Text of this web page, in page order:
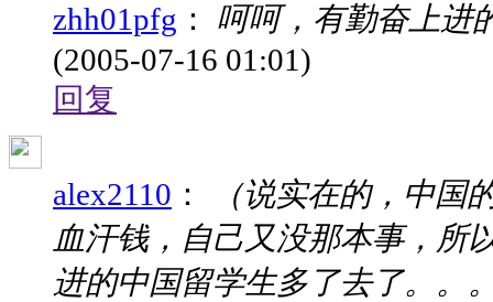
zhh01pfg ：
呵呵，有勤奋上进
(2005-07-16 01:01)
回复
alex2110 ：
（说实在的，中国
血汗钱，自己又没那本事，所
进的中国留学生多了去了。。